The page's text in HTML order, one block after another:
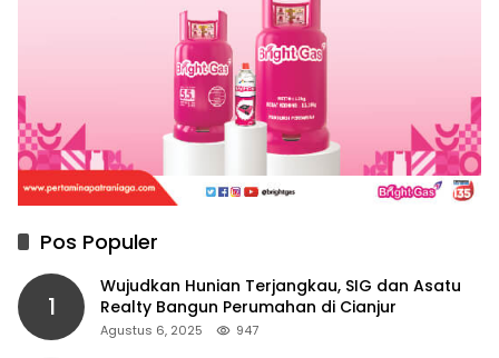
Pos Populer
1
Wujudkan Hunian Terjangkau, SIG dan Asatu
Realty Bangun Perumahan di Cianjur
Agustus 6, 2025 947